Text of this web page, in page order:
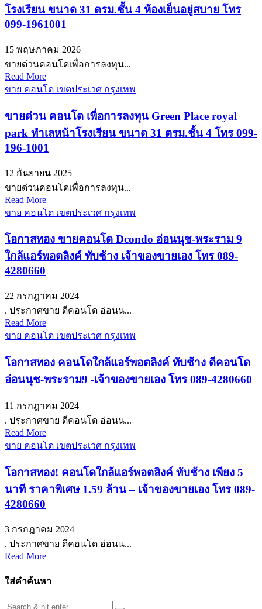
โรงเรียน ขนาด 31 ตรม.ชั้น 4 ห้องเย็นอยู่สบาย โทร
099-1961001
15 พฤษภาคม 2026
ขายด่วนคอนโดเพื่อการลงทุน...
Read More
ขาย คอนโด เขตประเวศ กรุงเทพ
ขายด่วน คอนโด เพื่อการลงทุน Green Place royal
park ทำเลหน้าโรงเรียน ขนาด 31 ตรม.ชั้น 4 โทร 099-
196-1001
12 กันยายน 2025
ขายด่วนคอนโดเพื่อการลงทุน...
Read More
ขาย คอนโด เขตประเวศ กรุงเทพ
โอกาสทอง ขายคอนโด Dcondo อ่อนนุช-พระราม 9
ใกล้แอร์พอตลิงค์ ทับช้าง เจ้าของขายเอง โทร 089-
4280660
22 กรกฎาคม 2024
. ประกาศขาย ดีคอนโด อ่อนน...
Read More
ขาย คอนโด เขตประเวศ กรุงเทพ
โอกาสทอง คอนโดใกล้แอร์พอตลิงค์ ทับช้าง ดีคอนโด
อ่อนนุช-พระราม9 -เจ้าของขายเอง โทร 089-4280660
11 กรกฎาคม 2024
. ประกาศขาย ดีคอนโด อ่อนน...
Read More
ขาย คอนโด เขตประเวศ กรุงเทพ
โอกาสทอง! คอนโดใกล้แอร์พอตลิงค์ ทับช้าง เพียง 5
นาที ราคาพิเศษ 1.59 ล้าน – เจ้าของขายเอง โทร 089-
4280660
3 กรกฎาคม 2024
. ประกาศขาย ดีคอนโด อ่อนน...
Read More
ใส่คำค้นหา